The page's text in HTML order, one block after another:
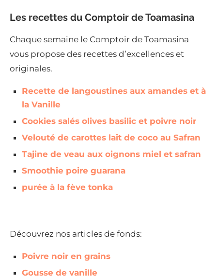
Les recettes du Comptoir de Toamasina
Chaque semaine le Comptoir de Toamasina
vous propose des recettes d’excellences et
originales.
Recette de langoustines aux amandes et à
la Vanille
Cookies salés olives basilic et poivre noir
Velouté de carottes lait de coco au Safran
Tajine de veau aux oignons miel et safran
Smoothie poire guarana
purée à la fève tonka
Découvrez nos articles de fonds:
Poivre noir en grains
Gousse de vanille